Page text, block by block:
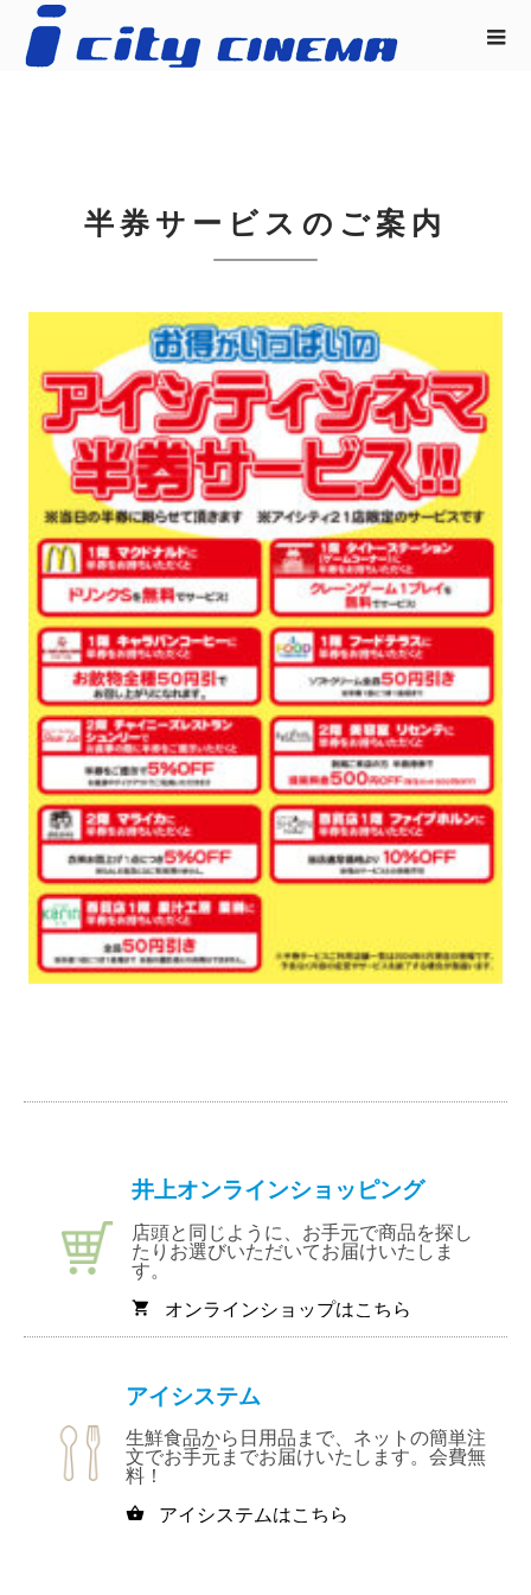
半券サービスのご案内
井上オンラインショッピング
店頭と同じように、お手元で商品を探し
たりお選びいただいてお届けいたしま
す。
shopping_cart オンラインショップはこちら
アイシステム
生鮮食品から日用品まで、ネットの簡単注
文でお手元までお届けいたします。会費無
料！
shopping_basket アイシステムはこちら